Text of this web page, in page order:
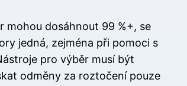
mohou dosáhnout 99 %+, se
jedná, zejména při pomoci s
pro výběr musí být
odměny za roztočení pouze